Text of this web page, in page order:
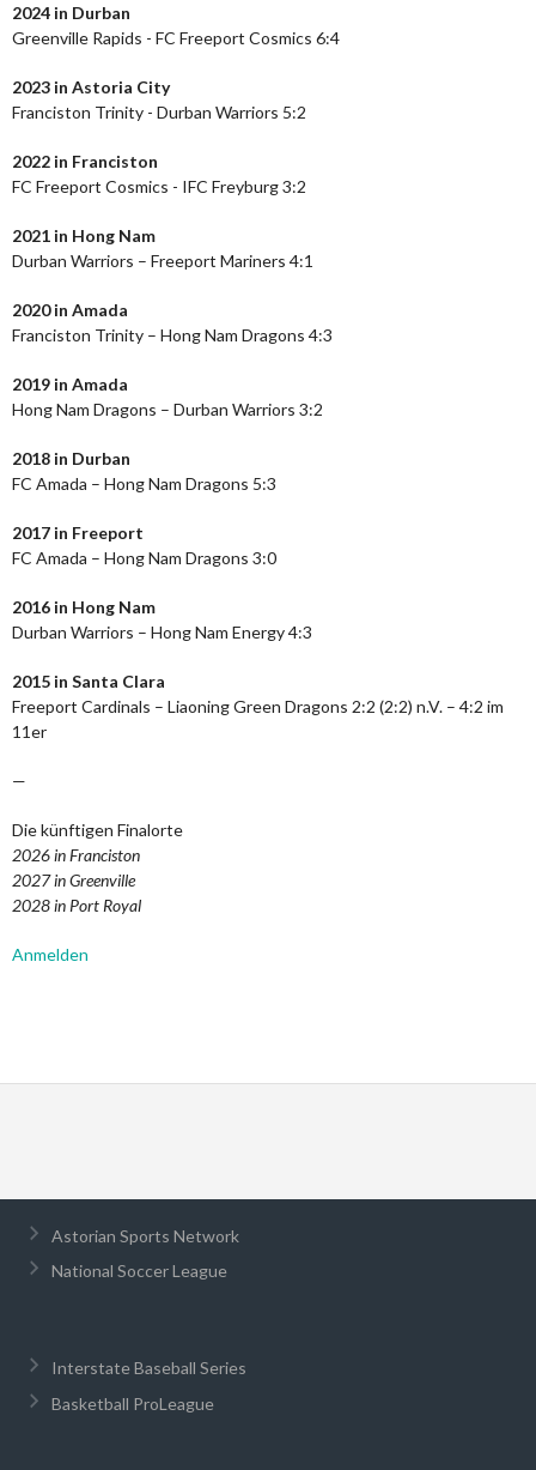
2024 in Durban
Greenville Rapids - FC Freeport Cosmics 6:4
2023 in Astoria City
Franciston Trinity - Durban Warriors 5:2
2022 in Franciston
FC Freeport Cosmics - IFC Freyburg 3:2
2021 in Hong Nam
Durban Warriors – Freeport Mariners 4:1
2020 in Amada
Franciston Trinity – Hong Nam Dragons 4:3
2019 in Amada
Hong Nam Dragons – Durban Warriors 3:2
2018 in Durban
FC Amada – Hong Nam Dragons 5:3
2017 in Freeport
FC Amada – Hong Nam Dragons 3:0
2016 in Hong Nam
Durban Warriors – Hong Nam Energy 4:3
2015 in Santa Clara
Freeport Cardinals – Liaoning Green Dragons 2:2 (2:2) n.V. – 4:2 im
11er
—
Die künftigen Finalorte
2026 in Franciston
2027 in Greenville
2028 in Port Royal
Anmelden
Astorian Sports Network
National Soccer League
Interstate Baseball Series
Basketball ProLeague